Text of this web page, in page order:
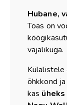
Hubane,
Toas on
vajalikuga.
Külalistele
õhkkond
kas